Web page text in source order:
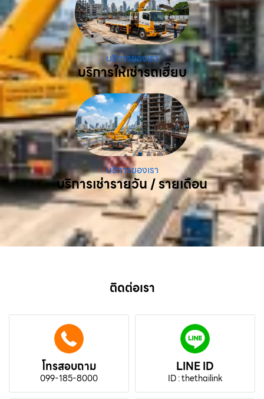
บริการของเรา
บริการให้เช่ารถเฮี๊ยบ
บริการของเรา
บริการเช่ารายวัน / รายเดือน
ติดต่อเรา
โทรสอบถาม
099-185-8000
LINE ID
ID : thethailink